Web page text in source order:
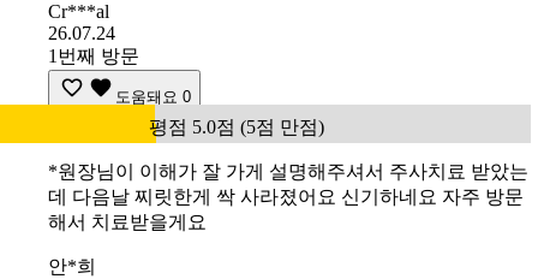
Cr***al
26.07.24
1번째 방문
도움돼요 0
평점 5.0점 (5점 만점)
*원장님이 이해가 잘 가게 설명해주셔서 주사치료 받았는
데 다음날 찌릿한게 싹 사라졌어요 신기하네요 자주 방문
해서 치료받을게요
안*희